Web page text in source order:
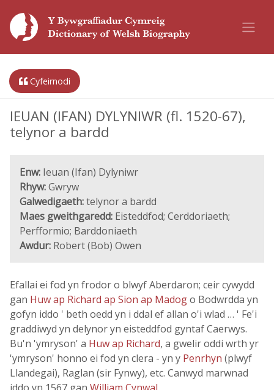
Cyfeirnodi
IEUAN (IFAN) DYLYNIWR (fl. 1520-67),
telynor a bardd
Enw: Ieuan (Ifan) Dylyniwr
Rhyw:Gwryw
Galwedigaeth:telynor a bardd
Maes gweithgaredd: Eisteddfod; Cerddoriaeth;
Perfformio; Barddoniaeth
Awdur: Robert (Bob) Owen
Efallai ei fod yn frodor o blwyf Aberdaron; ceir cywydd
gan Huw ap Richard ap Sion ap Madogo Bodwrdda yn
gofyn iddo ' beth oedd yn i ddal ef allan o'i wlad … ' Fe'i
graddiwyd yn delynor yn eisteddfod gyntaf Caerwys.
Bu'n 'ymryson' a Huw ap Richard, a gwelir oddi wrth yr
'ymryson' honno ei fod yn clera - yn y Penrhyn (plwyf
Llandegai), Raglan (sir Fynwy), etc. Canwyd marwnad